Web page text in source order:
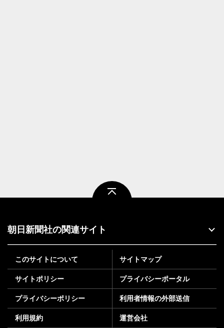
朝日新聞社の関連サイト
このサイトについて サイトマップ
サイトポリシー プライバシーポータル
プライバシーポリシー 利用者情報の外部送信
利用規約 運営会社